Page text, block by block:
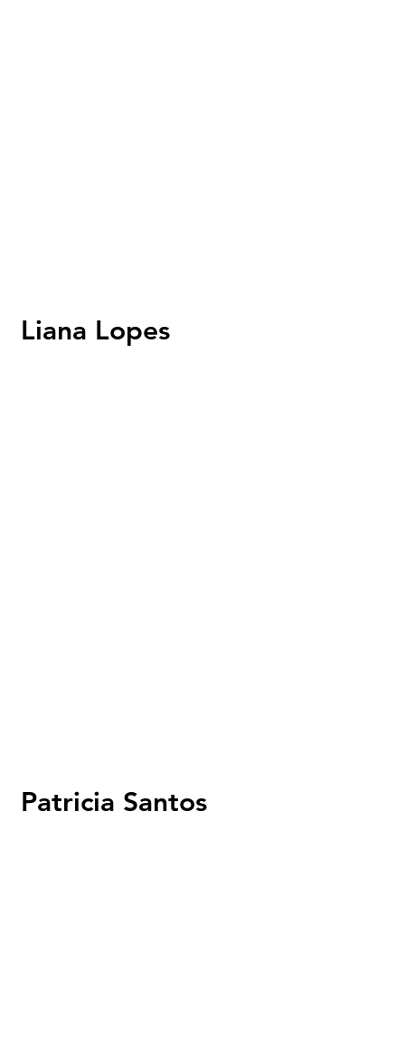
Liana Lopes
Patricia Santos